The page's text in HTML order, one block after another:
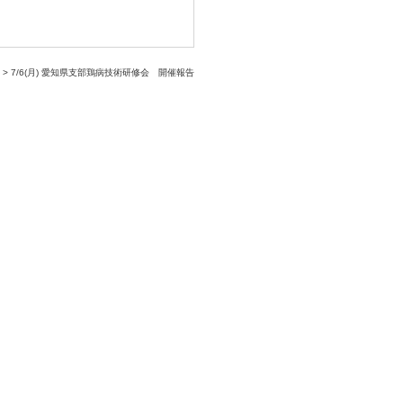
> 7/6(月) 愛知県支部鶏病技術研修会 開催報告